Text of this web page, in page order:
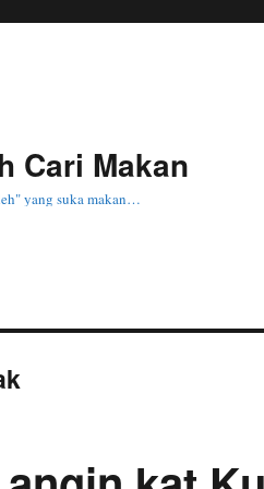
Cari Makan
yang suka makan…